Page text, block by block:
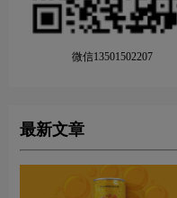
微信13501502207
最新文章